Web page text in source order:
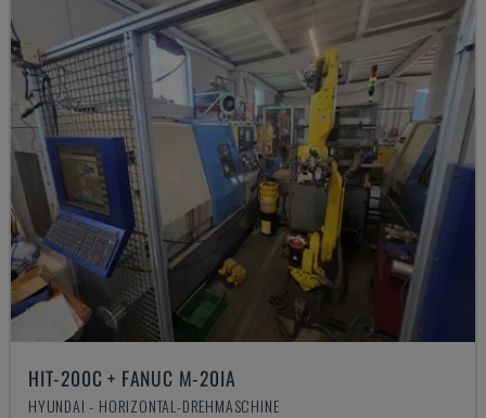
HIT-200C + FANUC M-20IA
HYUNDAI - HORIZONTAL-DREHMASCHINE